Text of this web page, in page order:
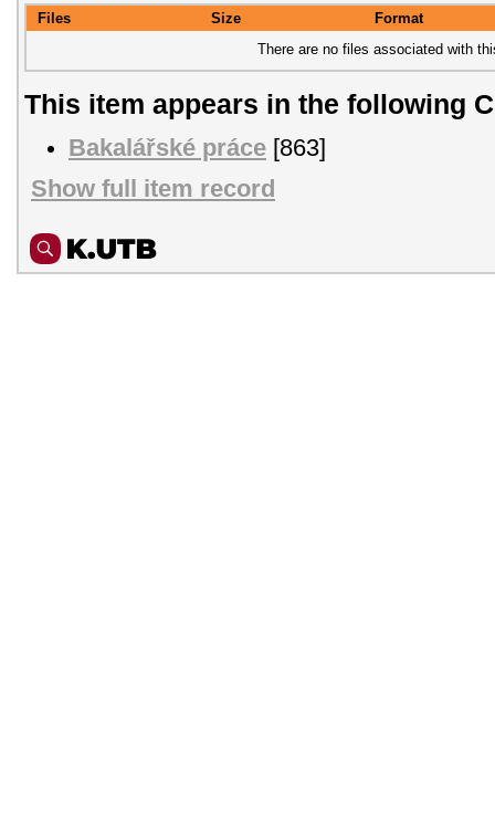
Files Size
Format
There are no files associated with
This item appears in the following
Bakalářské práce [863]
Show full item record